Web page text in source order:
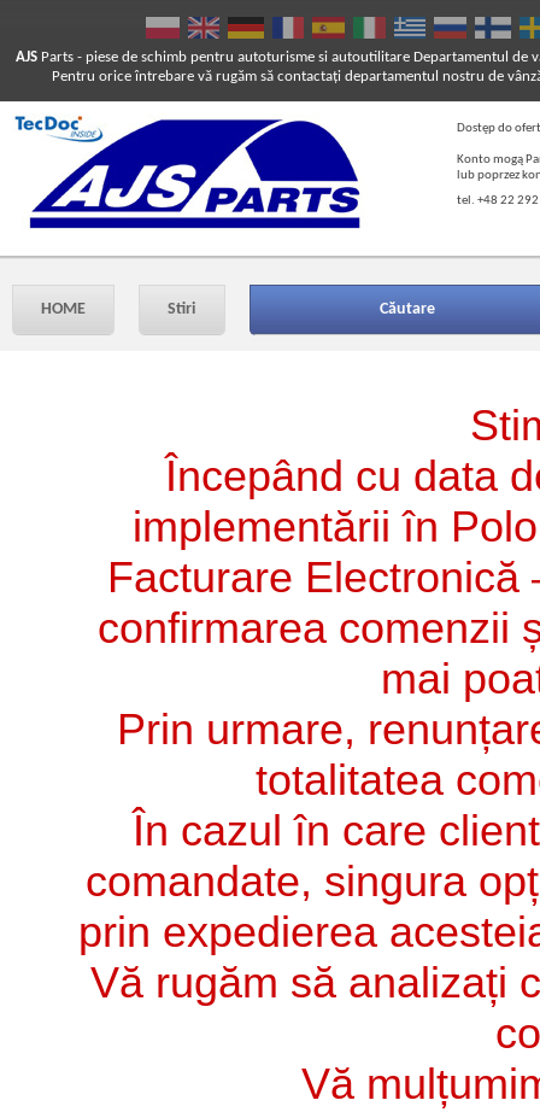
AJS Parts - piese de schimb pentru autoturisme si autoutilitare
Pentru orice întrebare vă rugăm să contactaţi departamentul nostru de
Departamentul de
Dostęp do
Konto mogą
lub poprzez
tel. +48 22
HOME Stiri Căutare
Începând cu data
implementării în
Facturare Electronică
confirmarea comenzii
mai
Prin urmare,
totalitatea
În cazul în care
comandate, singura
prin expedierea
Vă rugăm să analizați
Vă